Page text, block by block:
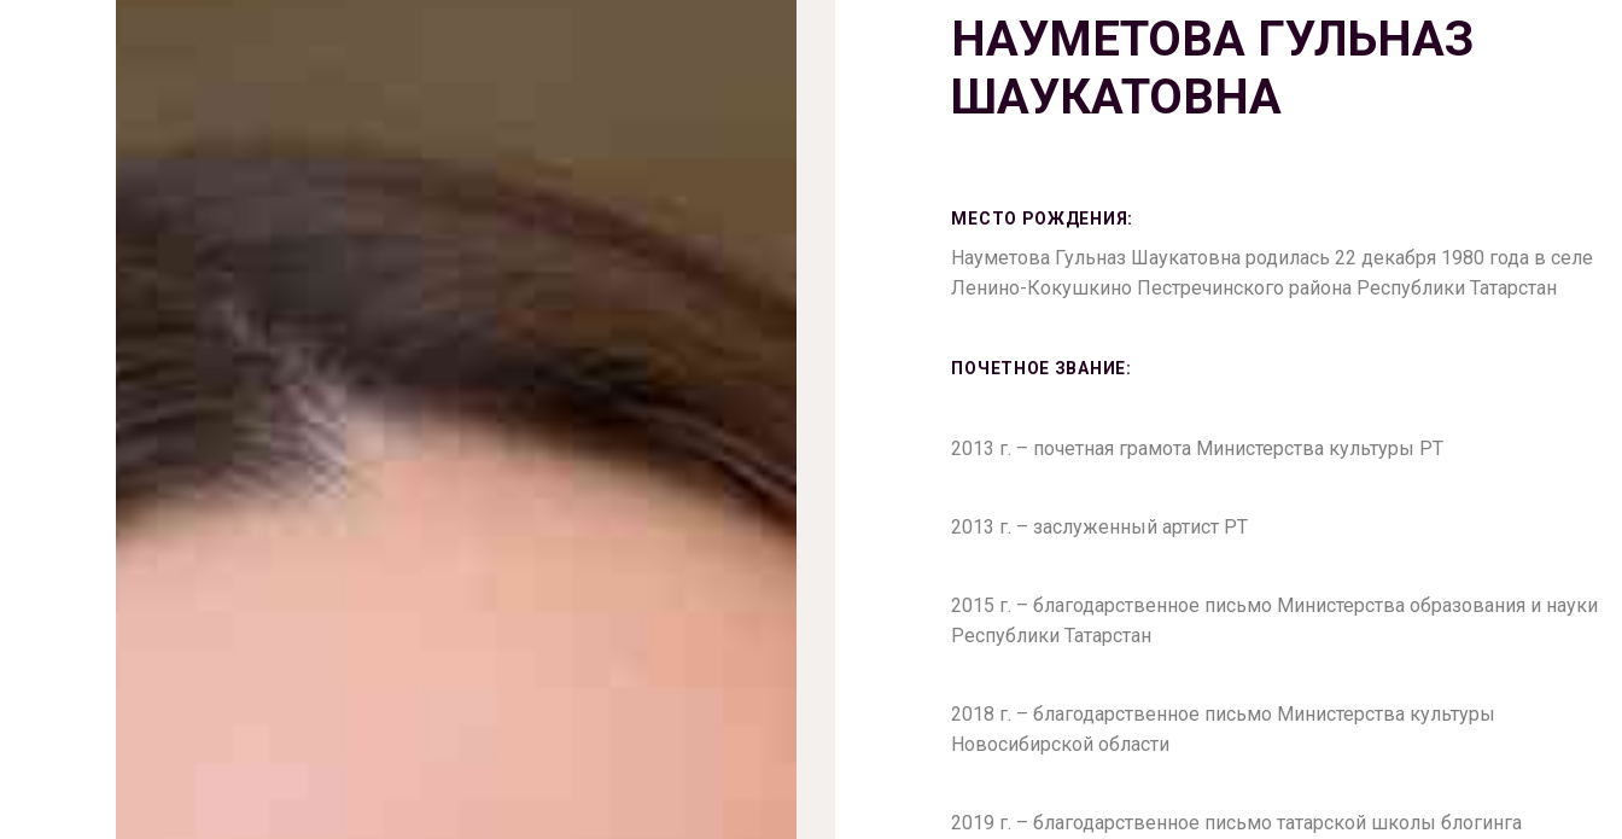
НАУМЕТОВА ГУЛЬНАЗ
ШАУКАТОВНА
МЕСТО РОЖДЕНИЯ:
Науметова Гульназ Шаукатовна родилась 22 декабря 1980 года в селе
Ленино-Кокушкино Пестречинского района Республики Татарстан
ПОЧЕТНОЕ ЗВАНИЕ:
2013 г. – почетная грамота Министерства культуры РТ
2013 г. – заслуженный артист РТ
2015 г. – благодарственное письмо Министерства образования и науки
Республики Татарстан
2018 г. – благодарственное письмо Министерства культуры
Новосибирской области
2019 г. – благодарственное письмо татарской школы блогинга